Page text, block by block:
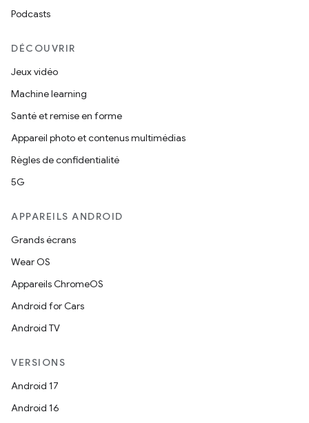
Podcasts
DÉCOUVRIR
Jeux vidéo
Machine learning
Santé et remise en forme
Appareil photo et contenus multimédias
Règles de confidentialité
5G
APPAREILS ANDROID
Grands écrans
Wear OS
Appareils ChromeOS
Android for Cars
Android TV
VERSIONS
Android 17
Android 16